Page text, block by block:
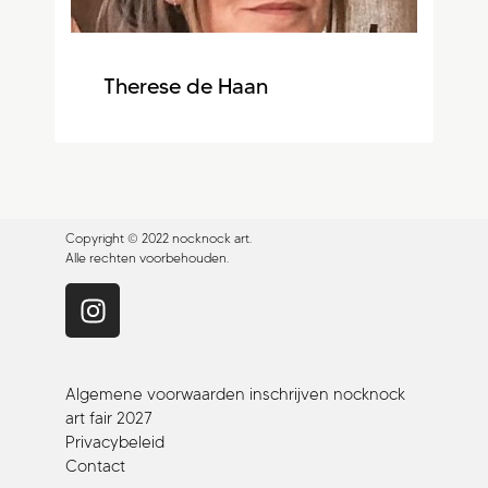
Therese de Haan
Copyright © 2022 nocknock art.
Alle rechten voorbehouden.
Algemene voorwaarden inschrijven nocknock
art fair 2027
Privacybeleid
Contact